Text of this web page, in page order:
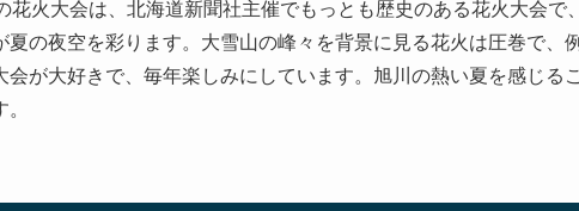
花火大会は、北海道新聞社主催でもっとも歴史のある花火大会で
の夜空を彩ります。大雪山の峰々を背景に見る花火は圧巻で、
が大好きで、毎年楽しみにしています。旭川の熱い夏を感じる